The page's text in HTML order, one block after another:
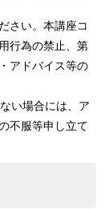
さい。本講座コ
行為の禁止、第
アドバイス等の
い場合には、ア
不服等申し立て